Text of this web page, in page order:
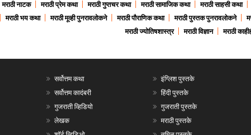
मराठी नाटक मराठी प्रेम कथा मराठी गुप्तचर कथा मराठी सामाजिक कथा मराठी साहसी कथा
मराठी भय कथा मराठी मूव्ही पुनरावलोकने मराठी पौराणिक कथा मराठी पुस्तक पुनरावलोकने
मराठी ज्योतिषशास्त्र
मराठी विज्ञान मराठी
सर्वोत्तम कथा
सर्वोत्तम कादंबरी
गुजराती व्हिडियो
लेखक
इंग्लिश पुस्तके
हिंदी पुस्तके
गुजराती पुस्तके
मराठी पुस्तके